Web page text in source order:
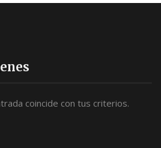
coincide con tus criterios.